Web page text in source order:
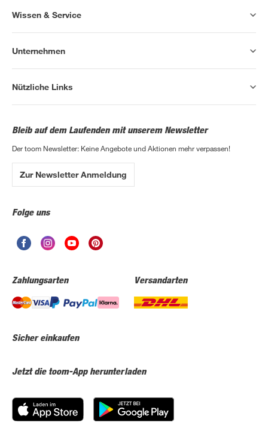
Wissen & Service
Unternehmen
Nützliche Links
Bleib auf dem Laufenden mit unserem Newsletter
Der toom Newsletter: Keine Angebote und Aktionen mehr verpassen!
Zur Newsletter Anmeldung
Folge uns
Zahlungsarten Versandarten
Sicher einkaufen
Jetzt die toom-App herunterladen